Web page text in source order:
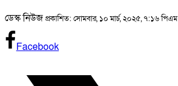
ডেস্ক নিউজপ্রকাশিত: সোমবার, ১০ মার্চ, ২০২৫, ৭:১৬ পিএম
Facebook